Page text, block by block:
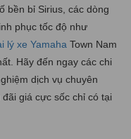
bền bỉ Sirius, các dòng
phục tốc độ như
lý xe Yamaha Town Nam
Hãy đến ngay các chi
dịch vụ chuyên
giá cực sốc chỉ có tại